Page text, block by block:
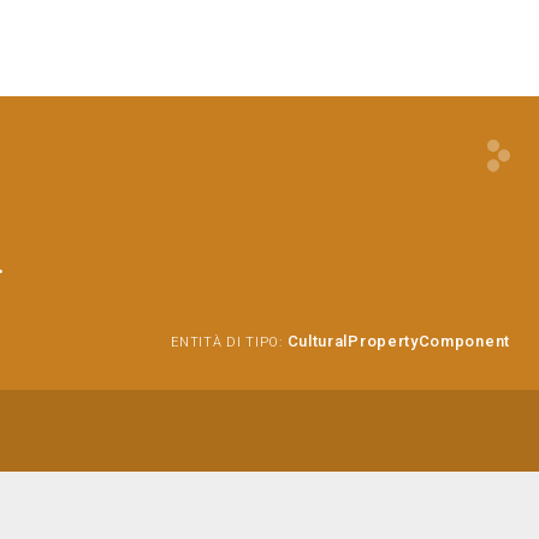
ENTITÀ DI TIPO: CulturalPropertyComponent